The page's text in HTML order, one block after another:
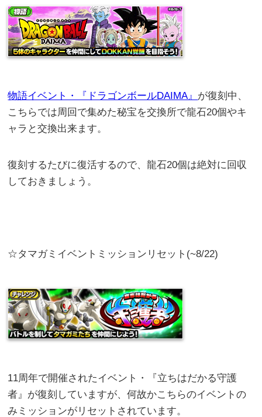
物語イベント・『ドラゴンボールDAIMA』 が復刻中、
こちらでは周回で集めた秘宝を交換所で龍石20個やキ
ャラと交換出来ます。
復刻するたびに復活するので、龍石20個は絶対に回収
しておきましょう。
☆タマガミイベントミッションリセット(~8/22)
11周年で開催されたイベント・『立ちはだかる守護
者』が復刻していますが、何故かこちらのイベントの
みミッションがリセットされています。